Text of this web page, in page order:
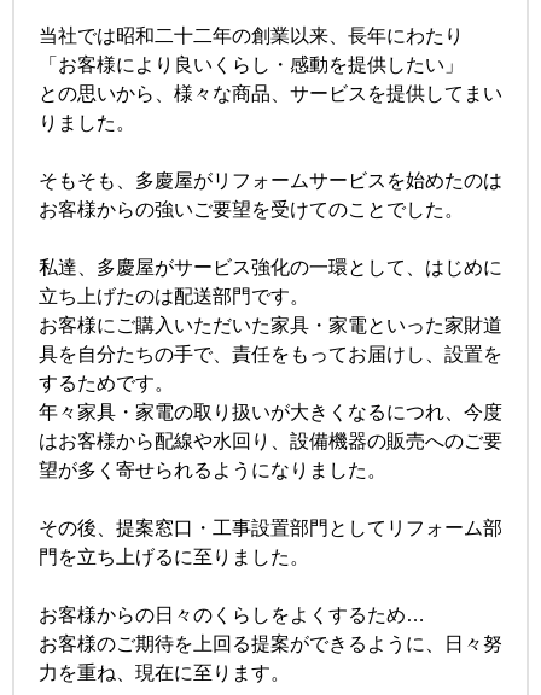
当社では昭和二十二年の創業以来、長年にわたり
「お客様により良いくらし・感動を提供したい」
との思いから、様々な商品、サービスを提供してまい
りました。
そもそも、多慶屋がリフォームサービスを始めたのは
お客様からの強いご要望を受けてのことでした。
私達、多慶屋がサービス強化の一環として、はじめに
立ち上げたのは配送部門です。
お客様にご購入いただいた家具・家電といった家財道
具を自分たちの手で、責任をもってお届けし、設置を
するためです。
年々家具・家電の取り扱いが大きくなるにつれ、今度
はお客様から配線や水回り、設備機器の販売へのご要
望が多く寄せられるようになりました。
その後、提案窓口・工事設置部門としてリフォーム部
門を立ち上げるに至りました。
お客様からの日々のくらしをよくするため…
お客様のご期待を上回る提案ができるように、日々努
力を重ね、現在に至ります。